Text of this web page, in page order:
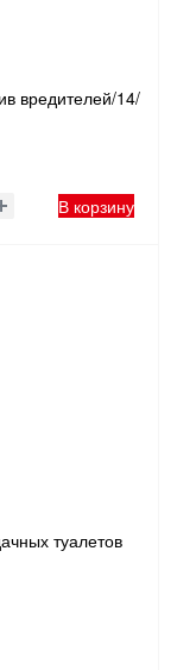
вредителей/14/
В корзину
туалетов